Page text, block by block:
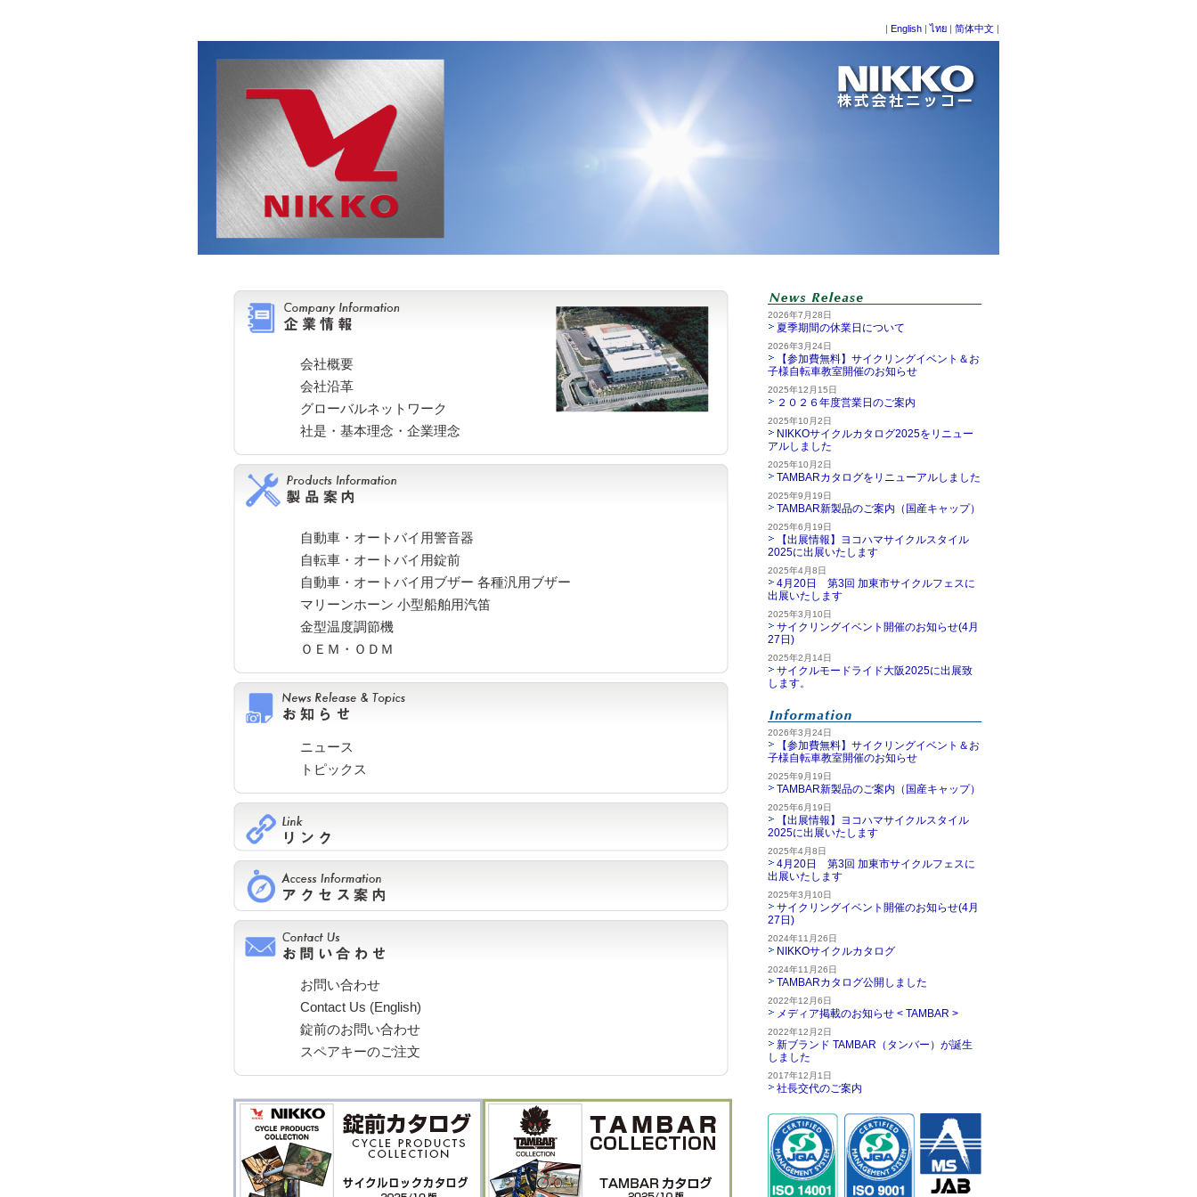
| English |ไทย | 简体中文 |
会社概要
会社沿革
グローバルネットワーク
社是・基本理念・企業理念
自動車・オートバイ用警音器
自転車・オートバイ用錠前
自動車・オートバイ用ブザー 各種汎用ブザー
マリーンホーン 小型船舶用汽笛
金型温度調節機
ＯＥＭ・ＯＤＭ
ニュース
トピックス
お問い合わせ
Contact Us (English)
錠前のお問い合わせ
スペアキーのご注文
2026年7月28日
夏季期間の休業日について
2026年3月24日
【参加費無料】サイクリングイベント＆お
子様自転車教室開催のお知らせ
2025年12月15日
２０２６年度営業日のご案内
2025年10月2日
NIKKOサイクルカタログ2025をリニュー
アルしました
2025年10月2日
TAMBARカタログをリニューアルしました
2025年9月19日
TAMBAR新製品のご案内（国産キャップ）
2025年6月19日
【出展情報】ヨコハマサイクルスタイル
2025に出展いたします
2025年4月8日
4月20日 第3回 加東市サイクルフェスに
出展いたします
2025年3月10日
サイクリングイベント開催のお知らせ(4月
27日)
2025年2月14日
サイクルモードライド大阪2025に出展致
します。
2026年3月24日
【参加費無料】サイクリングイベント＆お
子様自転車教室開催のお知らせ
2025年9月19日
TAMBAR新製品のご案内（国産キャップ）
2025年6月19日
【出展情報】ヨコハマサイクルスタイル
2025に出展いたします
2025年4月8日
4月20日 第3回 加東市サイクルフェスに
出展いたします
2025年3月10日
サイクリングイベント開催のお知らせ(4月
27日)
2024年11月26日
NIKKOサイクルカタログ
2024年11月26日
TAMBARカタログ公開しました
2022年12月6日
メディア掲載のお知らせ < TAMBAR >
2022年12月2日
新ブランド TAMBAR（タンバー）が誕生
しました
2017年12月1日
社長交代のご案内